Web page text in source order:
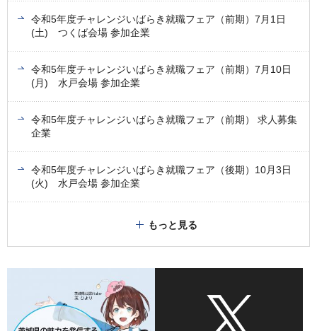
令和5年度チャレンジいばらき就職フェア（前期）7月1日
(土) つくば会場 参加企業
令和5年度チャレンジいばらき就職フェア（前期）7月10日
(月) 水戸会場 参加企業
令和5年度チャレンジいばらき就職フェア（前期） 求人募集
企業
令和5年度チャレンジいばらき就職フェア（後期）10月3日
(火) 水戸会場 参加企業
もっと見る